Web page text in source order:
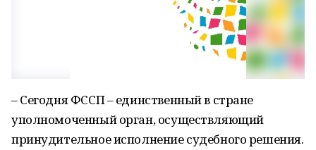
– Сегодня ФССП – единственный в стране
уполномоченный орган, осуществляющий
принудительное исполнение судебного решения.